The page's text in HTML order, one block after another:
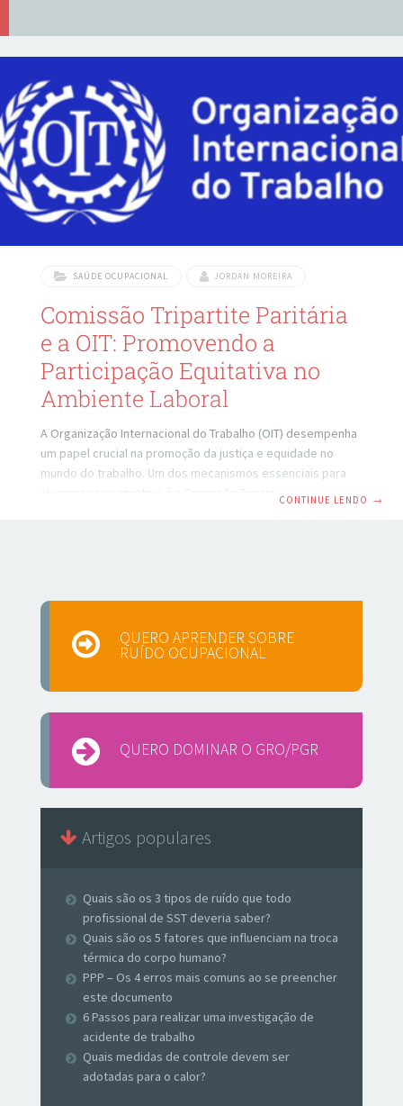
SAÚDE OCUPACIONAL JORDAN MOREIRA
Comissão Tripartite Paritária
e a OIT: Promovendo a
Participação Equitativa no
Ambiente Laboral
A Organização Internacional do Trabalho (OIT) desempenha
um papel crucial na promoção da justiça e equidade no
mundo do trabalho. Um dos mecanismos essenciais para
promover a justiça social
CONTINUE LENDO →
QUERO APRENDER SOBRE
RUÍDO OCUPACIONAL
QUERO DOMINAR O GRO/PGR
Artigos populares
Quais são os 3 tipos de ruído que todo
profissional de SST deveria saber?
Quais são os 5 fatores que influenciam na troca
térmica do corpo humano?
PPP – Os 4 erros mais comuns ao se preencher
este documento
6 Passos para realizar uma investigação de
acidente de trabalho
Quais medidas de controle devem ser
adotadas para o calor?